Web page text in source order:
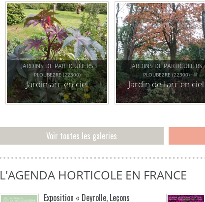
JARDINS DE PARTICULIERS
PLOUBEZRE (22300)
Jardin arc-en-ciel
JARDINS DE PARTICULIERS
PLOUBEZRE (22300)
Jardin de l'arc en ciel
Voir toutes les galeries
L'AGENDA HORTICOLE EN FRANCE
Exposition « Deyrolle, Leçons